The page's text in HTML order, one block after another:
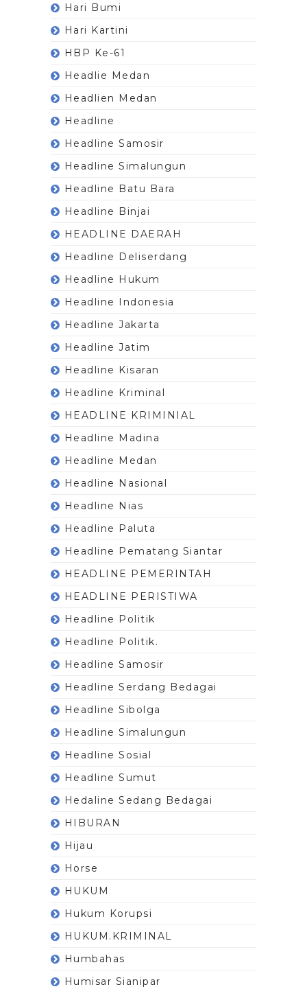
Hari Bumi
Hari Kartini
HBP Ke-61
Headlie Medan
Headlien Medan
Headline
Headline Samosir
Headline Simalungun
Headline Batu Bara
Headline Binjai
HEADLINE DAERAH
Headline Deliserdang
Headline Hukum
Headline Indonesia
Headline Jakarta
Headline Jatim
Headline Kisaran
Headline Kriminal
HEADLINE KRIMINIAL
Headline Madina
Headline Medan
Headline Nasional
Headline Nias
Headline Paluta
Headline Pematang Siantar
HEADLINE PEMERINTAH
HEADLINE PERISTIWA
Headline Politik
Headline Politik.
Headline Samosir
Headline Serdang Bedagai
Headline Sibolga
Headline Simalungun
Headline Sosial
Headline Sumut
Hedaline Sedang Bedagai
HIBURAN
Hijau
Horse
HUKUM
Hukum Korupsi
HUKUM.KRIMINAL
Humbahas
Humisar Sianipar